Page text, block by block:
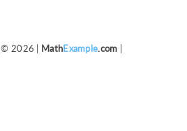
| © 2026 | MathExample.com